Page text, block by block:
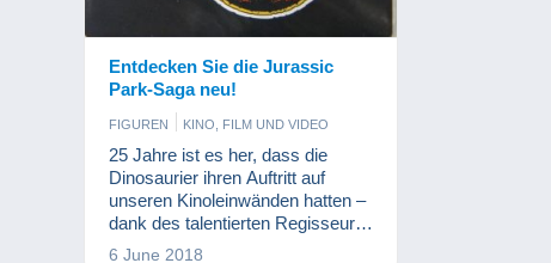
Entdecken Sie die Jurassic
Park-Saga neu!
FIGUREN KINO, FILM UND VIDEO
25 Jahre ist es her, dass die
Dinosaurier ihren Auftritt auf
unseren Kinoleinwänden hatten –
dank des talentierten Regisseurs
Steven Spielberg, der das Buch
6 June 2018